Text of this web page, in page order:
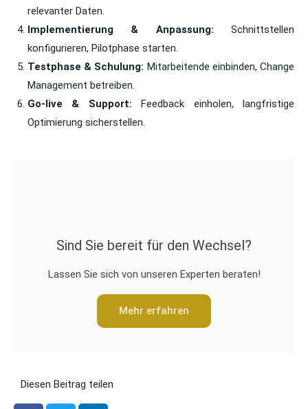
relevanter Daten.
Implementierung & Anpassung: Schnittstellen
konfigurieren, Pilotphase starten.
Testphase & Schulung: Mitarbeitende einbinden, Change
Management betreiben.
Go-live & Support: Feedback einholen, langfristige
Optimierung sicherstellen.
Sind Sie bereit für den Wechsel?
Lassen Sie sich von unseren Experten beraten!
Mehr erfahren
Diesen Beitrag teilen